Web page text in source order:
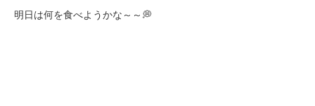
明日は何を食べようかな～～💭